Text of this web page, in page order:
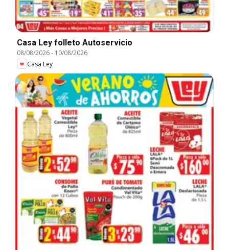
Casa Ley folleto Autoservicio
08/08/2026- 10/08/2026
Casa Ley